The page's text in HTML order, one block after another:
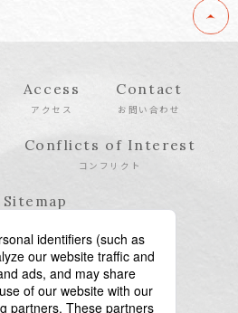
Access
アクセス
Contact
お問い合わせ
Conflicts of Interest
コンフリクト
Sitemap